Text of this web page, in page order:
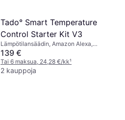
Tado° Smart Temperature
Control Starter Kit V3
Lämpötilansäädin, Amazon Alexa,
Google Assistant
139 €
Tai 6 maksua, 24,28 €/kk¹
2 kauppoja